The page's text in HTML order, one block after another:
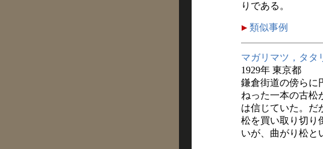
りである。
類似事例
マガリマツ，タタ
1929年 東京都
鎌倉街道の傍らに
ねった一本の古松
は信じていた。だ
松を買い取り切り
いが、曲がり松と